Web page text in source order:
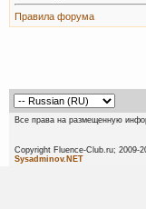
Правила форума
Все права на размещенную
Copyright
Sysadminov.NET